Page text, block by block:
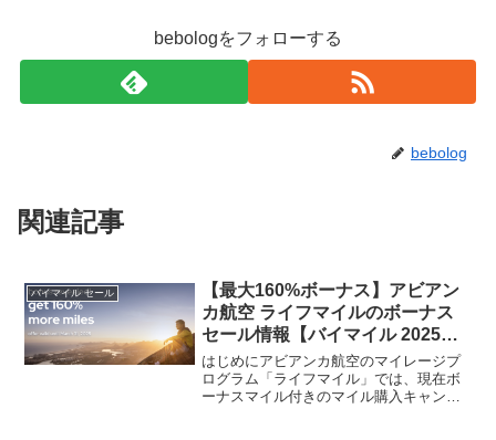
bebologをフォローする
bebolog
関連記事
バイマイル セール
【最大160%ボーナス】アビアン
カ航空 ライフマイルのボーナス
セール情報【バイマイル 2025年3
月】
はじめにアビアンカ航空のマイレージプ
ログラム「ライフマイル」では、現在ボ
ーナスマイル付きのマイル購入キャンペ